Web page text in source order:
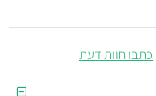
כתבו חוות דעת